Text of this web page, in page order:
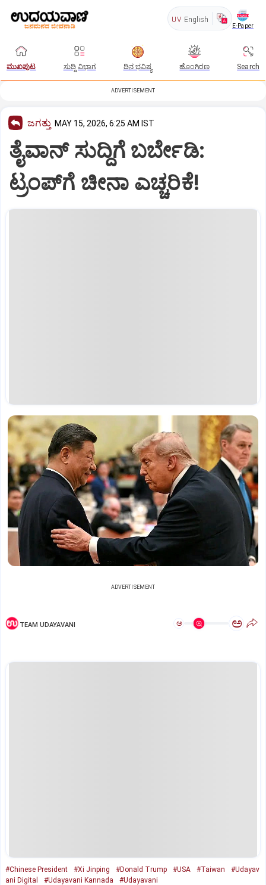
UV English
E-Paper
ಮುಖಪುಟ ಸುದ್ದಿ ವಿಭಾಗ ದಿನ ಭವಿಷ್ಯ ಹೊಂಗಿರಣ Search
ADVERTISEMENT
ಜಗತ್ತು MAY 15, 2026, 6:25 AM IST
ತೈವಾನ್‌ ಸುದ್ದಿಗೆ ಬರ್ಬೇಡಿ:
ಟ್ರಂಪ್‌ಗೆ ಚೀನಾ ಎಚ್ಚರಿಕೆ!
ADVERTISEMENT
TEAM UDAYAVANI ಅ ಅ
#Chinese President #Xi Jinping #Donald Trump #USA #Taiwan
#Udayav
ani Digital
#Udayavani Kannada #Udayavani